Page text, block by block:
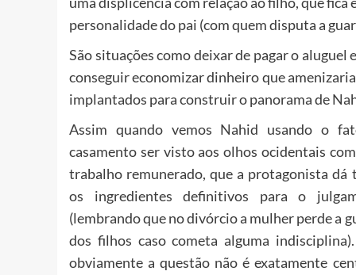
personalidade do pai (com quem disputa a
São situações como deixar de pagar o
conseguir economizar dinheiro que
implantados para construir o panorama de
Assim quando vemos Nahid usando o
casamento ser visto aos olhos ocidentais
trabalho remunerado, que a protagonista dá
os ingredientes definitivos para o
(lembrando que no divórcio a mulher perde a
dos filhos caso cometa alguma
obviamente a questão não é exatamente